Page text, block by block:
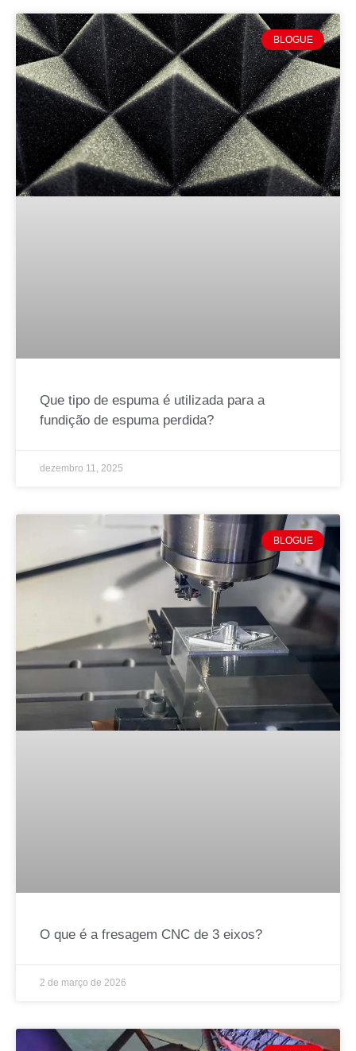
BLOGUE
Que tipo de espuma é utilizada para a
fundição de espuma perdida?
dezembro 11, 2025
BLOGUE
O que é a fresagem CNC de 3 eixos?
2 de março de 2026